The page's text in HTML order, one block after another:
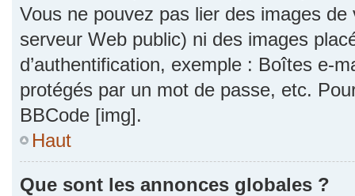
Vous ne pouvez pas lier des images
serveur Web public) ni des images
d’authentification, exemple : Boîtes e-
protégés par un mot de passe, etc.
BBCode [img].
Haut
Que sont les annonces globales ?